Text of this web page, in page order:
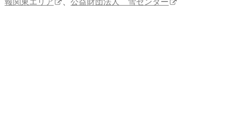
報関東エリア
、公益財団法人 雪センター